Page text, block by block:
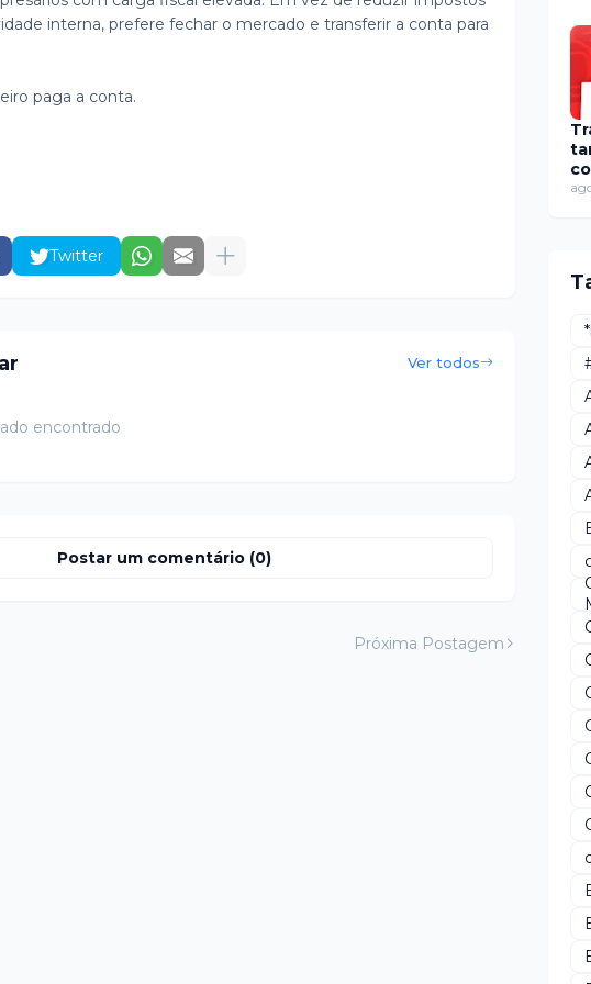
interna, prefere fechar o mercado e transferir a conta para
paga a conta.
Twitter
Ver todos
encontrado
Postar um comentário (0)
Próxima Postagem